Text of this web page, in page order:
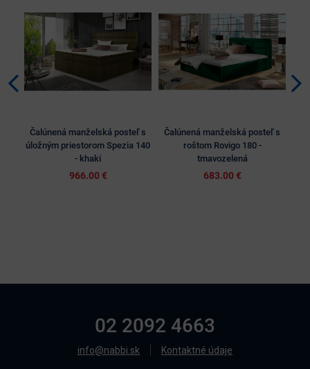
Čalúnená manželská posteľ s
úložným priestorom Spezia 140
- khaki
966.00 €
Čalúnená manželská posteľ s
roštom Rovigo 180 -
tmavozelená
683.00 €
02 2092 4663
info@nabbi.sk Kontaktné údaje